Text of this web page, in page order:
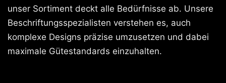
unser Sortiment deckt alle Bedürfnisse ab. Unsere
Beschriftungsspezialisten verstehen es, auch
komplexe Designs präzise umzusetzen und dabei
maximale Gütestandards einzuhalten.